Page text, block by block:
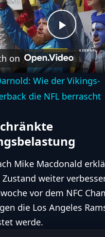
Play
Video
on
Wie der Vikings-
die NFL berrascht
Mike Macdonald
weiter
vor dem NFC
die Los Angeles
werde.